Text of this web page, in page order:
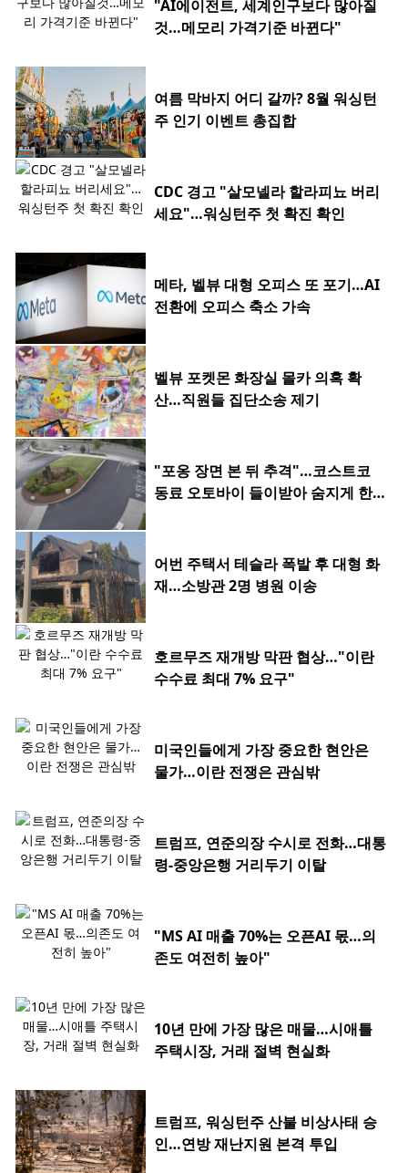
"AI에이전트, 세계인구보다 많아질
것…메모리 가격기준 바뀐다"
여름 막바지 어디 갈까? 8월 워싱턴
주 인기 이벤트 총집합
CDC 경고 "살모넬라 할라피뇨 버리
세요"…워싱턴주 첫 확진 확인
메타, 벨뷰 대형 오피스 또 포기…AI
전환에 오피스 축소 가속
벨뷰 포켓몬 화장실 몰카 의혹 확
산…직원들 집단소송 제기
"포옹 장면 본 뒤 추격"…코스트코
동료 오토바이 들이받아 숨지게 한 2
어번 주택서 테슬라 폭발 후 대형 화
재…소방관 2명 병원 이송
호르무즈 재개방 막판 협상…"이란
수수료 최대 7% 요구"
미국인들에게 가장 중요한 현안은
물가…이란 전쟁은 관심밖
트럼프, 연준의장 수시로 전화…대통
령-중앙은행 거리두기 이탈
"MS AI 매출 70%는 오픈AI 몫…의
존도 여전히 높아"
10년 만에 가장 많은 매물…시애틀
주택시장, 거래 절벽 현실화
트럼프, 워싱턴주 산불 비상사태 승
인…연방 재난지원 본격 투입